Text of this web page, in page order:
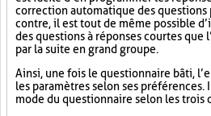
correction automatique des questions
contre, il est tout de même possible
des questions à réponses courtes que
par la suite en grand groupe.
Ainsi, une fois le questionnaire bâti,
les paramètres selon ses
mode du questionnaire selon les trois